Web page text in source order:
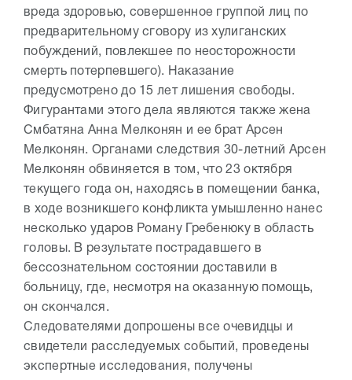
вреда здоровью, совершенное группой лиц по
предварительному сговору из хулиганских
побуждений, повлекшее по неосторожности
смерть потерпевшего). Наказание
предусмотрено до 15 лет лишения свободы.
Фигурантами этого дела являются также жена
Смбатяна Анна Мелконян и ее брат Арсен
Мелконян. Органами следствия 30-летний Арсен
Мелконян обвиняется в том, что 23 октября
текущего года он, находясь в помещении банка,
в ходе возникшего конфликта умышленно нанес
несколько ударов Роману Гребенюку в область
головы. В результате пострадавшего в
бессознательном состоянии доставили в
больницу, где, несмотря на оказанную помощь,
он скончался.
Следователями допрошены все очевидцы и
свидетели расследуемых событий, проведены
экспертные исследования, получены